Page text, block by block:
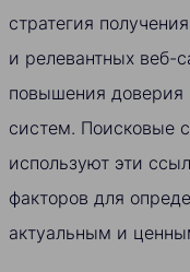
стратегия
и релевантных веб-
повышения доверия
систем. Поисковые
используют эти
факторов для
актуальным и